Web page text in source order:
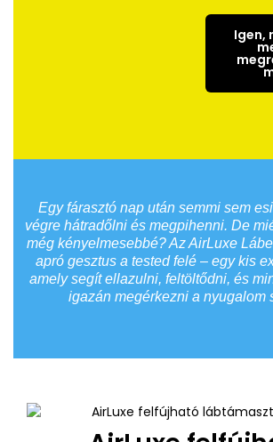
Igen,
Egy fárasztó nap után semmi sem
végre hátradőlni és megpihenni. De
még kényelmesebbé? Az AirLuxe
apró gesztus a tested felé – egy kis
amely segít ellazulni, feltöltődni, és
igazán megérkezni a nyugalom